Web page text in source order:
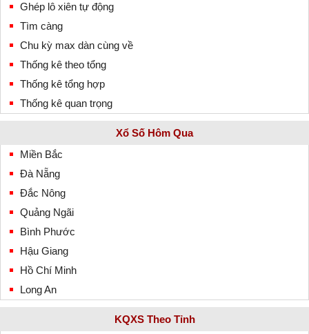
Ghép lô xiên tự động
Tìm càng
Chu kỳ max dàn cùng về
Thống kê theo tổng
Thống kê tổng hợp
Thống kê quan trọng
Xổ Số Hôm Qua
Miền Bắc
Đà Nẵng
Đắc Nông
Quảng Ngãi
Bình Phước
Hậu Giang
Hồ Chí Minh
Long An
KQXS Theo Tỉnh